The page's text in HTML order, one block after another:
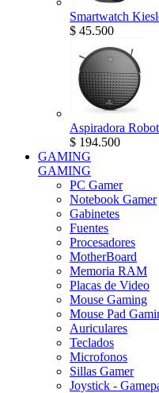
Smartwatch
$ 45.500
Aspiradora
$ 194.500
GAMING
GAMING
PC Gamer
Notebook Gamer
Gabinetes
Fuentes
Procesadores
MotherBoard
Memoria RAM
Placas de Video
Mouse Gaming
Mouse Pad
Auriculares
Teclados
Microfonos
Sillas Gamer
Joystick -